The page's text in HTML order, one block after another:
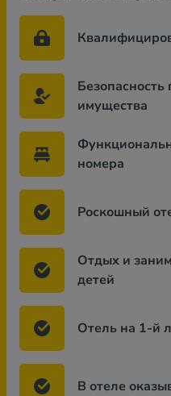
Безопасность
имущества
номера
Роскошный
Отдых и
детей
Отель на 1-й
В отеле